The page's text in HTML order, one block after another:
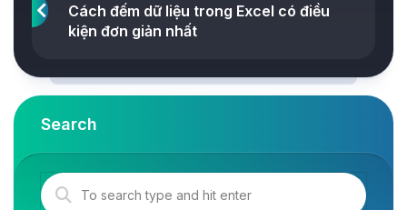
Cách đếm dữ liệu trong Excel có điều
kiện đơn giản nhất
Search